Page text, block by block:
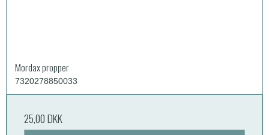
Mordax propper
7320278850033
25,00 DKK